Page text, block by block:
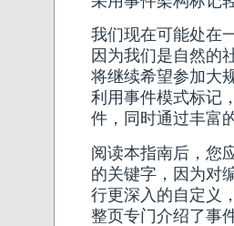
我们现在可能处在
因为我们是自然的
将继续希望参加大
利用事件模式标记
件，同时通过丰富
阅读本指南后，您
的关键字，因为对
行更深入的自定义
整页专门介绍了事